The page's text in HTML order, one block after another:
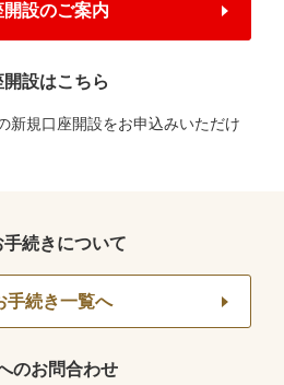
開設のご案内
開設はこちら
新規口座開設をお申込みいただけ
手続きについて
手続き一覧へ
のお問合わせ